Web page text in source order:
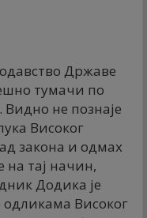
Државе
тумачи по
Видно не познаје
Високог
закона и одмах
на тај начин,
Додика је
Високог